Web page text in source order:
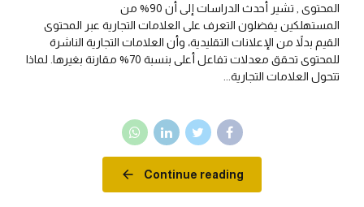
المحتوى , تشير أحدث الدراسات إلى أن 90% من
المستهلكين يفضلون التعرف على العلامات التجارية عبر المحتوى
القيم بدلاً من الإعلانات التقليدية، وأن العلامات التجارية الناشرة
للمحتوى تحقق معدلات تفاعل أعلى بنسبة 70% مقارنة بغيرها. لماذا
تتحول العلامات التجارية...
Continue reading